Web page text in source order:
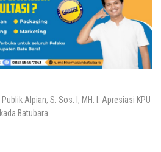
Alpian, S. Sos. I, MH. I: Apresiasi KPU
Batubara